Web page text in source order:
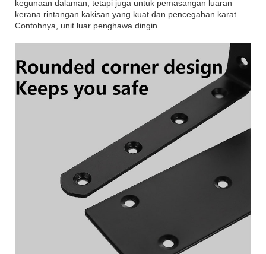
kegunaan dalaman, tetapi juga untuk pemasangan luaran
kerana rintangan kakisan yang kuat dan pencegahan karat.
Contohnya, unit luar penghawa dingin...